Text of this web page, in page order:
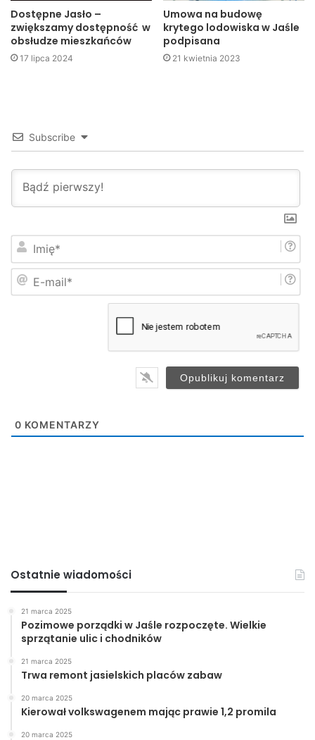
Postępowanie w tej sprawie prowadzą policjanci z
jasielskiej komendy.
powiat
Dostępne Jasło –
zwiększamy dostępność w
obsłudze mieszkańców
17 lipca 2024
Umowa na budowę
krytego lodowiska w Jaśle
podpisana
21 kwietnia 2023
Subscribe
i
m
0 KOMENTARZY
Ostatnie wiadomości
21 marca 2025
Pozimowe porządki w Jaśle rozpoczęte. Wielkie
sprzątanie ulic i chodników
21 marca 2025
Trwa remont jasielskich placów zabaw
20 marca 2025
Kierował volkswagenem mając prawie 1,2 promila
20 marca 2025